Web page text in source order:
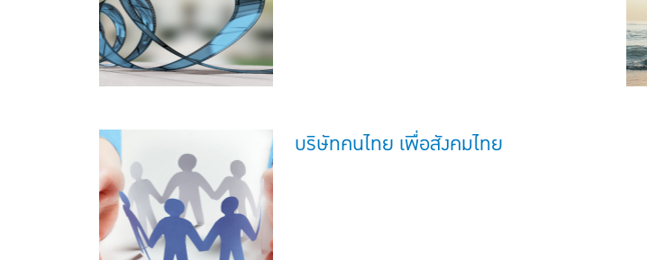
บริษัทคนไทย เพื่อสังคมไทย